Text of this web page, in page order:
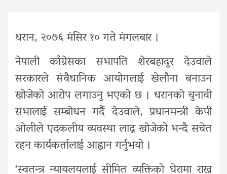
धरान, २०७६ मंसिर १० गते मंगलबार ।
नेपाली काँग्रेसका सभापति शेरबहादुर देउवाले
सरकारले संवैधानिक आयोगलाई खेलौना बनाउन
खोजेको आरोप लगाउनु भएको छ । धरानको चुनावी
सभालाई सम्बोधन गर्दै देउवाले, प्रधानमन्त्री केपी
ओलीले एदकलीय व्यवस्था लाद्न खोजेको भन्दै सचेत
रहन कार्यकर्तालाई आह्वान गर्नुभयो ।